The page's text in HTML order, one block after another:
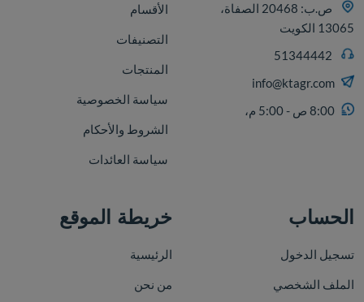
ص.ب: 20468 الصفاة،
13065 الكويت
info@ktagr.com
8:00 ص - 5:00 م،
الأقسام
التصنيفات
المنتجات
سياسة الخصوصية
الشروط والأحكام
سياسة العائدات
الحساب
تسجيل الدخول
الملف الشخصي
خريطة الموقع
الرئيسية
من نحن